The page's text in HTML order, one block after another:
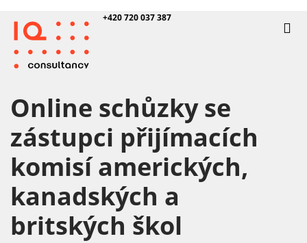
+420 720 037 387
Online schůzky se
zástupci přijímacích
komisí amerických,
kanadských a
britských škol